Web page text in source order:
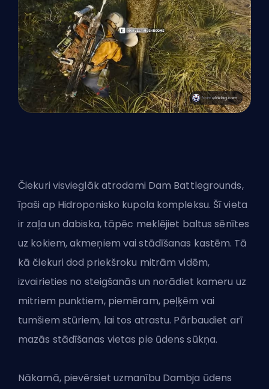
Čiekuri visvieglāk atrodami Dam Battlegrounds,
īpaši ap Hidroponisko kupola kompleksu. Šī vieta
ir zaļa un dabiska, tāpēc meklējiet baltus sēnītes
uz kokiem, akmeņiem vai stādīšanas kastēm. Tā
kā čiekuri dod priekšroku mitrām vidēm,
izvairieties no steigšanās un norādiet kameru uz
mitriem punktiem, piemēram, peļķēm vai
tumšiem stūriem, lai tos atrastu. Pārbaudiet arī
mazās stādīšanas vietas pie ūdens sūkņa.
Nākamā, pievērsiet uzmanību Dambja ūdens